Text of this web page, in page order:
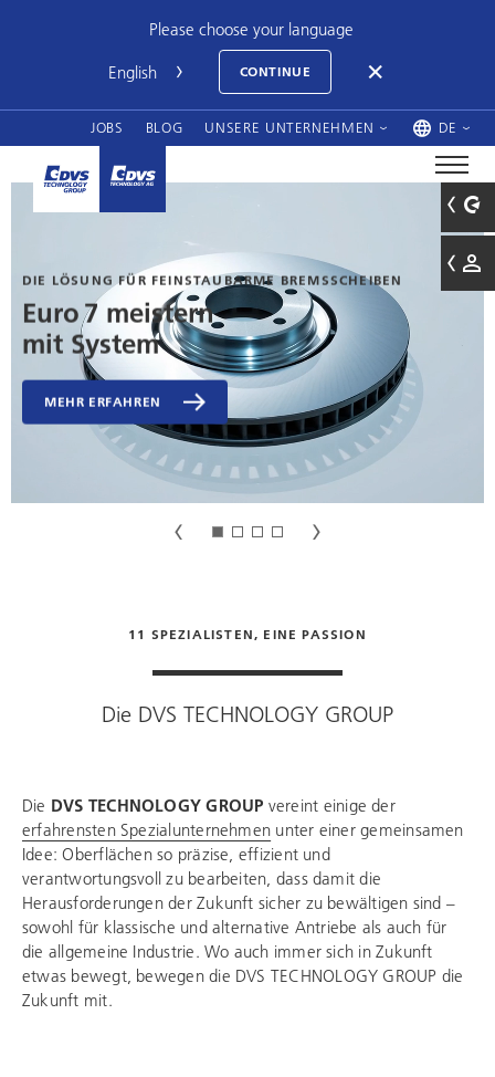
Please choose your language
CONTINUE
JOBS BLOG UNSERE UNTERNEHMEN DE
7 GESCHICHTEN – ZUM VORLESEN, SELBERLESEN, STAUNEN
UND AUSMALEN
Zahni möchte
ein Zahnrad werden
ENTDECKE DIE WELT VON ZAHNI
11 SPEZIALISTEN, EINE PASSION
Die DVS TECHNOLOGY GROUP
Die DVS TECHNOLOGY GROUP vereint einige der
erfahrensten Spezialunternehmen unter einer gemeinsamen
Idee: Oberflächen so präzise, effizient und
verantwortungsvoll zu bearbeiten, dass damit die
Herausforderungen der Zukunft sicher zu bewältigen sind –
sowohl für klassische und alternative Antriebe als auch für
die allgemeine Industrie. Wo auch immer sich in Zukunft
etwas bewegt, bewegen die DVS TECHNOLOGY GROUP die
Zukunft mit.